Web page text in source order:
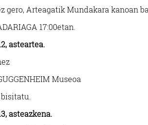
gero, Arteagatik Mundakara kanoan
17:00etan.
asteartea.
Museoa
asteazkena.